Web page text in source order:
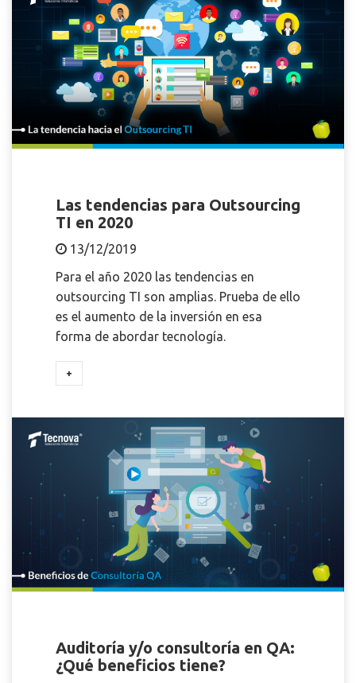
Las tendencias para Outsourcing
TI en 2020
13/12/2019
Para el año 2020 las tendencias en
outsourcing TI son amplias. Prueba de ello
es el aumento de la inversión en esa
forma de abordar tecnología.
+
Auditoría y/o consultoría en QA:
¿Qué beneficios tiene?